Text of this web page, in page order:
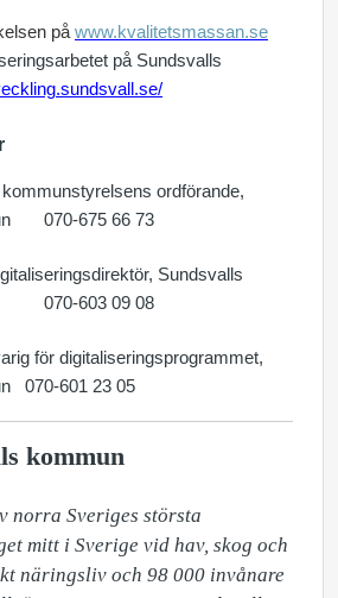
på www.kvalitetsmassan.se
på Sundsvalls
ordförande,
070-675 66 73
Sundsvalls
603 09 08
för digitaliseringsprogrammet,
070-601 23 05
kommun
norra Sveriges största
mitt i Sverige vid hav, skog och
näringsliv och 98 000 invånare